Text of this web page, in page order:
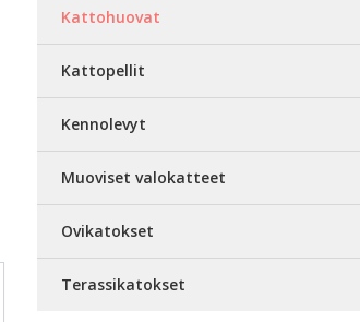
Kattohuovat
Kattopellit
Kennolevyt
Muoviset valokatteet
Ovikatokset
Terassikatokset